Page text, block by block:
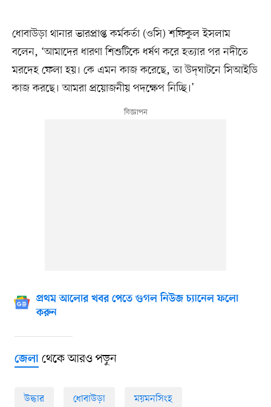
ধোবাউড়া থানার ভারপ্রাপ্ত কর্মকর্তা (ওসি) শফিকুল ইসলাম
বলেন, ‘আমাদের ধারণা শিশুটিকে ধর্ষণ করে হত্যার পর নদীতে
মরদেহ ফেলা হয়। কে এমন কাজ করেছে, তা উদ্‌ঘাটনে সিআইডি
কাজ করছে। আমরা প্রয়োজনীয় পদক্ষেপ নিচ্ছি।’
প্রথম আলোর খবর পেতে গুগল নিউজ চ্যানেল ফলো
করুন
জেলাথেকে আরও পড়ুন
উদ্ধার ধোবাউড়া ময়মনসিংহ